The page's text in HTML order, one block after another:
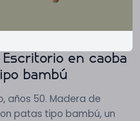
en caoba
bambú
años 50. Madera de
patas tipo bambú, un